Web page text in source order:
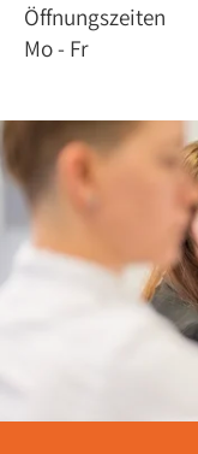
Öffnungszeiten
Mo - Fr